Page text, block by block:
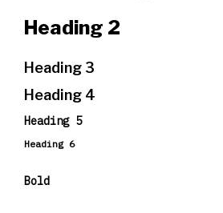
Heading 2
Heading 3
Heading 4
Heading 5
Heading 6
Bold